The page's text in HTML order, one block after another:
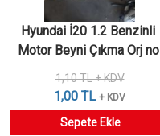
Hyundai İ20 1.2 Benzinli
Motor Beyni Çıkma Orj no
39111-03700
1,10 TL + KDV
1,00 TL + KDV
Sepete Ekle